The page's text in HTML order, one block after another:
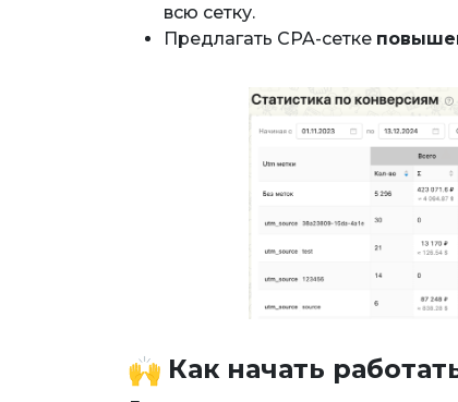
всю сетку.
Предлагать CPA-сетке
Как начать